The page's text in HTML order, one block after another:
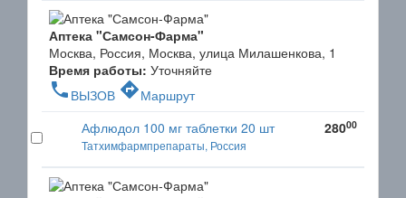
Аптека "Самсон-Фарма"
Москва, Россия, Москва, улица Милашенкова, 1
Время работы: Уточняйте
phone ВЫЗОВ directionsМаршрут
Афлюдол 100 мг таблетки 20 шт
Татхимфармпрепараты, Россия
28000